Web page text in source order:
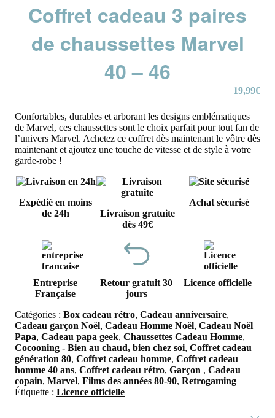
Coffret cadeau 3 paires
de chaussettes Marvel
40 – 46
19,99€
Confortables, durables et arborant les designs emblématiques
de Marvel, ces chaussettes sont le choix parfait pour tout fan de
l’univers Marvel. Achetez ce coffret dès maintenant le vôtre dès
maintenant et ajoutez une touche de vitesse et de style à votre
garde-robe !
Expédié en moins
de 24h
Livraison gratuite
dès 49€
Achat sécurisé
Entreprise
Française
Retour gratuit 30
jours
Licence officielle
Catégories : Box cadeau rétro, Cadeau anniversaire,
Cadeau garçon Noël, Cadeau Homme Noël, Cadeau Noël
Papa, Cadeau papa geek, Chaussettes Cadeau Homme,
Cocooning - Bien au chaud, bien chez soi, Coffret cadeau
génération 80, Coffret cadeau homme, Coffret cadeau
homme 40 ans, Coffret cadeau rétro, Garçon , Cadeau
copain, Marvel, Films des années 80-90, Retrogaming
Étiquette : Licence officielle